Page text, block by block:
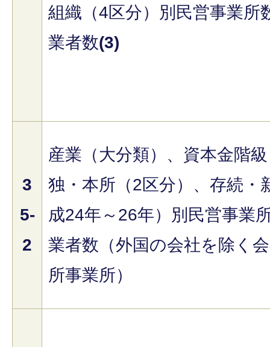
組織（4区分）別民営事業所
業者数(3)
3
5-
2
産業（大分類）、資本金階
独・本所（2区分）、存続・
成24年～26年）別民営事業
業者数（外国の会社を除く
所事業所）